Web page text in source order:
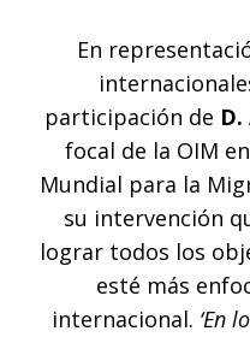
En
participación de
focal de la OIM
Mundial para la
su intervención
lograr todos los
esté más
internacional. ‘En